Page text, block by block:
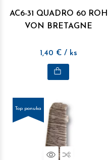
AC6-31 QUADRO 60 ROH
VON BRETAGNE
1,40 € / ks
Top ponuka
NáhľadPorovnať